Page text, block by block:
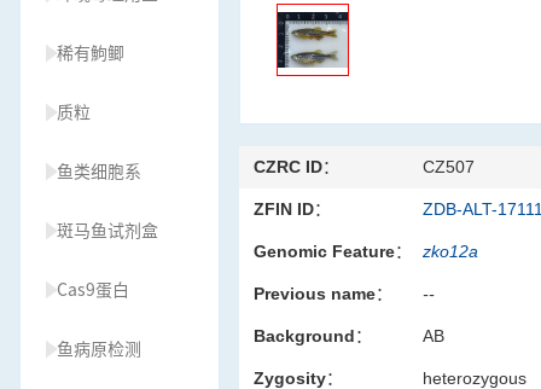
稀有鮈鲫
质粒
鱼类细胞系
斑马鱼试剂盒
Cas9蛋白
鱼病原检测
CZRC ID： CZ507
ZFIN ID： ZDB-ALT-
Genomic Feature： zko12a
Previous name： --
Background： AB
Zygosity： heterozygous